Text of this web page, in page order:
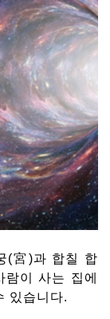
(宮)과 합칠 합
이 사는 집에
있습니다.